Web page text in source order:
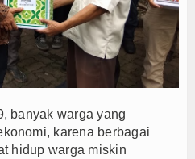
banyak warga yang
karena berbagai
hidup warga miskin